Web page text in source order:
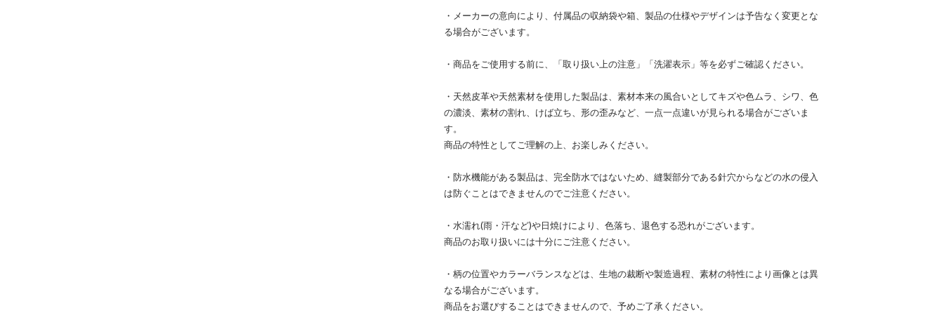
・メーカーの意向により、付属品の収納袋や箱、製品の仕様やデザインは予告なく変更とな
る場合がございます。
・商品をご使用する前に、「取り扱い上の注意」「洗濯表示」等を必ずご確認ください。
・天然皮革や天然素材を使用した製品は、素材本来の風合いとしてキズや色ムラ、シワ、色
の濃淡、素材の割れ、けば立ち、形の歪みなど、一点一点違いが見られる場合がございま
す。
商品の特性としてご理解の上、お楽しみください。
・防水機能がある製品は、完全防水ではないため、縫製部分である針穴からなどの水の侵入
は防ぐことはできませんのでご注意ください。
・水濡れ(雨・汗など)や日焼けにより、色落ち、退色する恐れがございます。
商品のお取り扱いには十分にご注意ください。
・柄の位置やカラーバランスなどは、生地の裁断や製造過程、素材の特性により画像とは異
なる場合がございます。
商品をお選びすることはできませんので、予めご了承ください。